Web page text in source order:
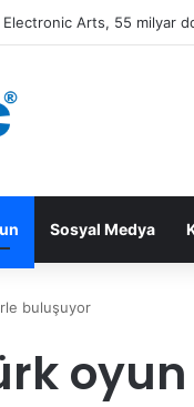
Electronic Arts, 55 milyar
Sosyal Medya
buluşuyor